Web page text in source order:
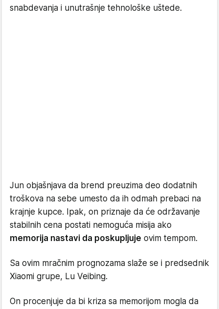
snabdevanja i unutrašnje tehnološke uštede.
Jun objašnjava da brend preuzima deo dodatnih
troškova na sebe umesto da ih odmah prebaci na
krajnje kupce. Ipak, on priznaje da će održavanje
stabilnih cena postati nemoguća misija ako
memorija nastavi da poskupljuje ovim tempom.
Sa ovim mračnim prognozama slaže se i predsednik
Xiaomi grupe, Lu Veibing.
On procenjuje da bi kriza sa memorijom mogla da